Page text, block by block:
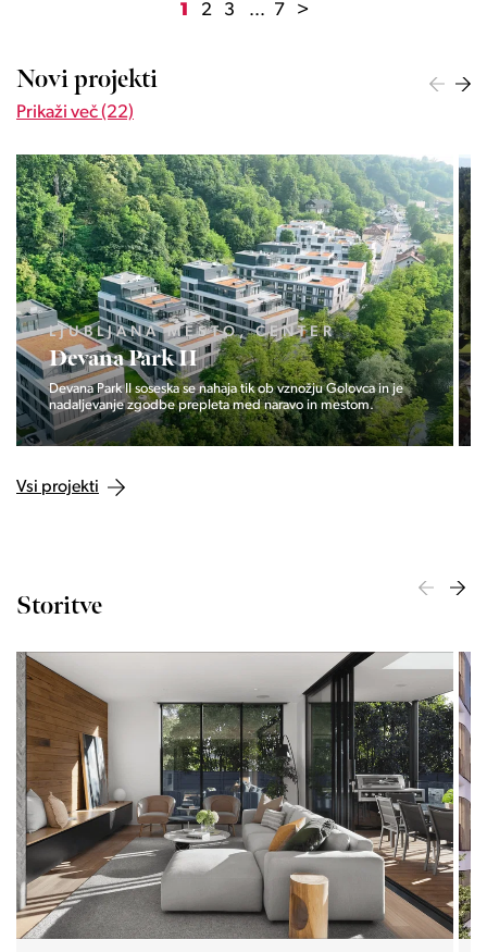
1 2 3 ... 7 >
Novi projekti
Prikaži več (22)
LJUBLJANA MESTO, ŠIŠKA, KOSEZE
Pod hribom
Projekt Pod hribom se je pričela gradnja eni izmed najbolj
zaželeni lokaciji v Ljubljani.
Vsi projekti
Storitve